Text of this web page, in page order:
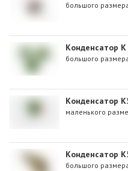
большого
Конденсатор
большого
Конденсатор
маленького
Конденсатор
большого